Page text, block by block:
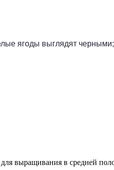
ягоды выглядят черными;
выращивания в средней